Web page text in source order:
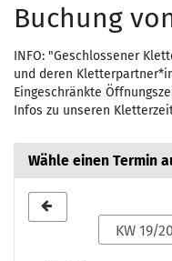
Buchung
INFO: "Geschlossener
und deren
Eingeschränkte
Infos zu unseren
Wähle einen Termin
zur